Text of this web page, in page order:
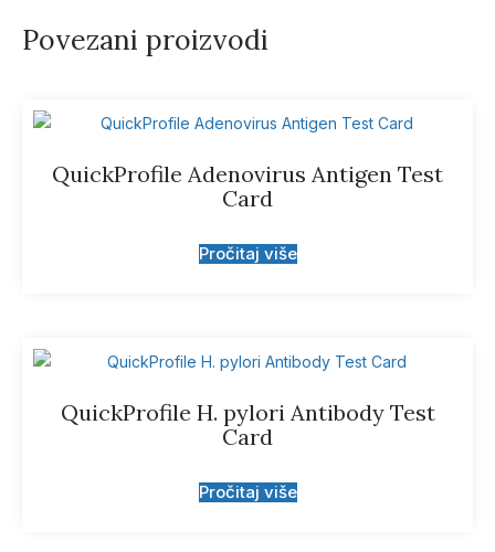
Povezani proizvodi
QuickProfile Adenovirus Antigen Test
Card
Pročitaj više
QuickProfile H. pylori Antibody Test
Card
Pročitaj više